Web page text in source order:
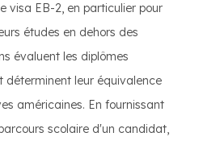
visa EB-2, en particulier pour
études en dehors des
évaluent les diplômes
déterminent leur équivalence
américaines. En fournissant
scolaire d'un candidat,